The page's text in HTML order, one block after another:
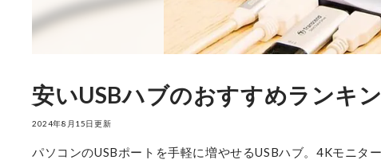
安いUSBハブのおすすめランキ
2024年8月15日更新
パソコンのUSBポートを手軽に増やせるUSBハブ。4Kモニタ